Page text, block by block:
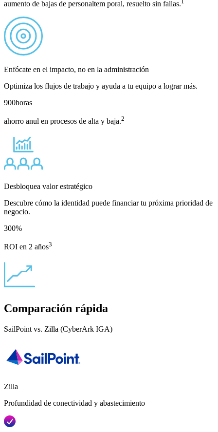
aumento de bajas de personaltem poral, resuelto sin fallas.
Enfócate en el impacto, no en la administración
Optimiza los flujos de trabajo y ayuda a tu equipo a lograr más.
900horas
ahorro anul en procesos de alta y baja.2
Desbloquea valor estratégico
Descubre cómo la identidad puede financiar tu próxima prioridad de
negocio.
300%
ROI en 2 años3
Comparación rápida
SailPoint vs. Zilla (CyberArk IGA)
Zilla
Profundidad de conectividad y abastecimiento